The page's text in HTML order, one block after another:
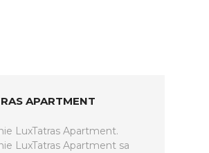
APARTMENT
LuxTatras Apartment.
LuxTatras Apartment sa